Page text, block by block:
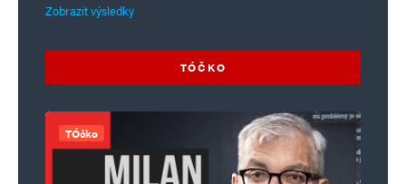
Zobrazit výsledky
TÓČKO
TÓčko